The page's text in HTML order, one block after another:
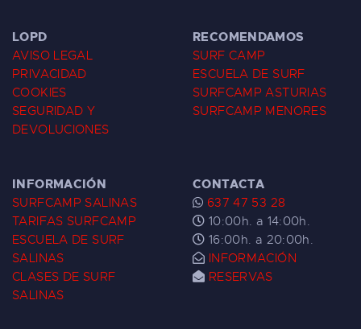
LOPD
AVISO LEGAL
PRIVACIDAD
COOKIES
SEGURIDAD Y
DEVOLUCIONES
RECOMENDAMOS
SURF CAMP
ESCUELA DE SURF
SURFCAMP ASTURIAS
SURFCAMP MENORES
INFORMACIÓN
SURFCAMP SALINAS
TARIFAS SURFCAMP
ESCUELA DE SURF
SALINAS
CLASES DE SURF
SALINAS
CONTACTA
637 47 53 28
10:00h. a 14:00h.
16:00h. a 20:00h.
INFORMACIÓN
RESERVAS